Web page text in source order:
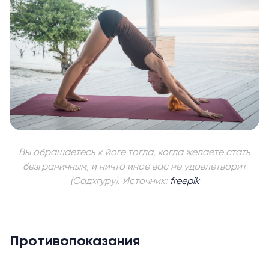
Вы обращаетесь к йоге тогда, когда желаете стать
безграничным, и ничто иное вас не удовлетворит
(Садхгуру). Источник: freepik
Противопоказания